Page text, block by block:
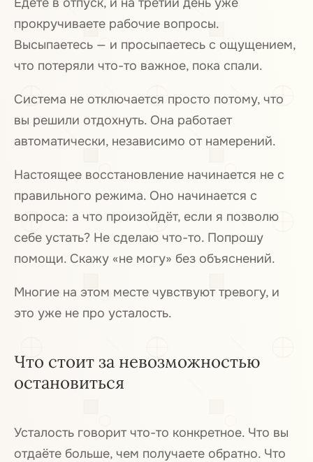
прокручиваете рабочие вопросы.
Высыпаетесь — и просыпаетесь с ощущением,
что потеряли что-то важное, пока спали.
Система не отключается просто потому, что
вы решили отдохнуть. Она работает
автоматически, независимо от намерений.
Настоящее восстановление начинается не с
правильного режима. Оно начинается с
вопроса: а что произойдёт, если я позволю
себе устать? Не сделаю что-то. Попрошу
помощи. Скажу «не могу» без объяснений.
Многие на этом месте чувствуют тревогу, и
это уже не про усталость.
Что стоит за невозможностью
остановиться
Усталость говорит что-то конкретное. Что вы
отдаёте больше, чем получаете обратно. Что